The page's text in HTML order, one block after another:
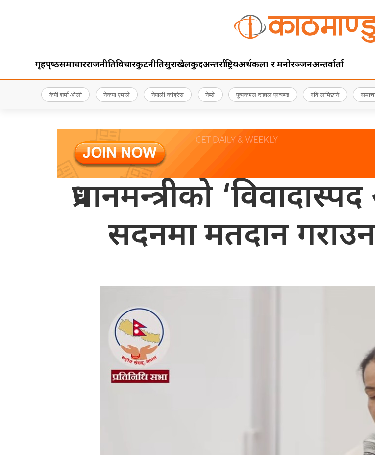
गृहपृष्‍ठसमाचारराजनीतिविचारकुटनीतिसुरक्षाखेलकुदअन्तर्राष्ट्रियअर्थकला र मनोरञ्जनअन्तर्वार्ता
केपी शर्मा ओली नेकपा एमाले नेपाली कांग्रेस नेप्से पुष्पकमल दाहाल प्रचण्ड रवि लामिछाने
प्रधानमन्त्रीको
सदनमा मतदान